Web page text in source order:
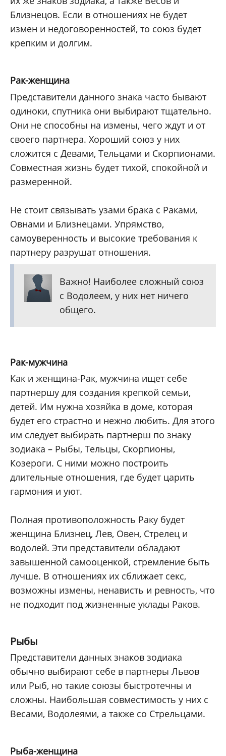
Близнецов. Если в отношениях не будет
измен и недоговоренностей, то союз будет
крепким и долгим.
Рак-женщина
Представители данного знака часто бывают
одиноки, спутника они выбирают тщательно.
Они не способны на измены, чего ждут и от
своего партнера. Хороший союз у них
сложится с Девами, Тельцами и Скорпионами.
Совместная жизнь будет тихой, спокойной и
размеренной.
Не стоит связывать узами брака с Раками,
Овнами и Близнецами. Упрямство,
самоуверенность и высокие требования к
партнеру разрушат отношения.
Важно! Наиболее сложный союз
с Водолеем, у них нет ничего
общего.
Рак-мужчина
Как и женщина-Рак, мужчина ищет себе
партнершу для создания крепкой семьи,
детей. Им нужна хозяйка в доме, которая
будет его страстно и нежно любить. Для этого
им следует выбирать партнерш по знаку
зодиака – Рыбы, Тельцы, Скорпионы,
Козероги. С ними можно построить
длительные отношения, где будет царить
гармония и уют.
Полная противоположность Раку будет
женщина Близнец, Лев, Овен, Стрелец и
водолей. Эти представители обладают
завышенной самооценкой, стремление быть
лучше. В отношениях их сближает секс,
возможны измены, ненависть и ревность, что
не подходит под жизненные уклады Раков.
Рыбы
Представители данных знаков зодиака
обычно выбирают себе в партнеры Львов
или Рыб, но такие союзы быстротечны и
сложны. Наибольшая совместимость у них с
Весами, Водолеями, а также со Стрельцами.
Рыба-женщина